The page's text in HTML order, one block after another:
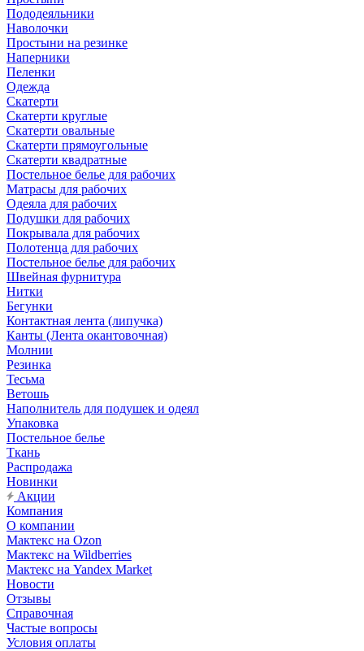
Пододеяльники
Наволочки
Простыни на резинке
Наперники
Пеленки
Одежда
Скатерти
Скатерти круглые
Скатерти овальные
Скатерти прямоугольные
Скатерти квадратные
Постельное белье для рабочих
Матрасы для рабочих
Одеяла для рабочих
Подушки для рабочих
Покрывала для рабочих
Полотенца для рабочих
Постельное белье для рабочих
Швейная фурнитура
Нитки
Бегунки
Контактная лента (липучка)
Канты (Лента окантовочная)
Молнии
Резинка
Тесьма
Ветошь
Наполнитель для подушек и одеял
Упаковка
Постельное белье
Ткань
Распродажа
Новинки
Акции
Компания
О компании
Мактекс на Ozon
Мактекс на Wildberries
Мактекс на Yandex Market
Новости
Отзывы
Справочная
Частые вопросы
Условия оплаты